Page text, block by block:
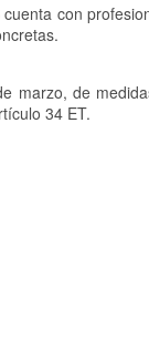
cuenta con
marzo, de
34 ET.